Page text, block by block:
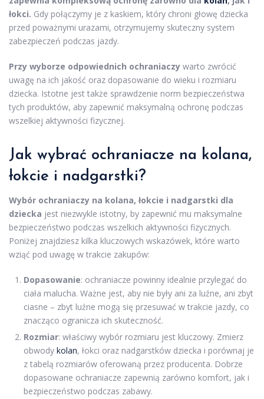
łokci. Gdy połączymy je z kaskiem, który chroni głowę dziecka
przed poważnymi urazami, otrzymujemy skuteczny system
zabezpieczeń podczas jazdy.
Przy wyborze odpowiednich ochraniaczy warto zwrócić
uwagę na ich jakość oraz dopasowanie do wieku i rozmiaru
dziecka. Istotne jest także sprawdzenie norm bezpieczeństwa
tych produktów, aby zapewnić maksymalną ochronę podczas
wszelkiej aktywności fizycznej.
Jak wybrać ochraniacze na kolana,
łokcie i nadgarstki?
Wybór ochraniaczy na kolana, łokcie i nadgarstki dla
dziecka jest niezwykle istotny, by zapewnić mu maksymalne
bezpieczeństwo podczas wszelkich aktywności fizycznych.
Poniżej znajdziesz kilka kluczowych wskazówek, które warto
wziąć pod uwagę w trakcie zakupów:
Dopasowanie: ochraniacze powinny idealnie przylegać do
ciała malucha. Ważne jest, aby nie były ani za luźne, ani zbyt
ciasne – zbyt luźne mogą się przesuwać w trakcie jazdy, co
znacząco ogranicza ich skuteczność.
Rozmiar: właściwy wybór rozmiaru jest kluczowy. Zmierz
obwody kolan, łokci oraz nadgarstków dziecka i porównaj je
z tabelą rozmiarów oferowaną przez producenta. Dobrze
dopasowane ochraniacze zapewnią zarówno komfort, jak i
bezpieczeństwo podczas zabawy.